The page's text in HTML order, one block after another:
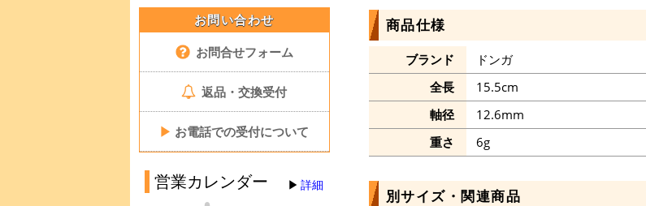
お問い合わせ
お問合せフォーム
返品・交換受付
▶ お電話での受付について
営業カレンダー 詳細
商品仕様
ブランド
ドンガ
全長
15.5cm
軸径
12.6mm
重さ
6g
別サイズ・関連商品